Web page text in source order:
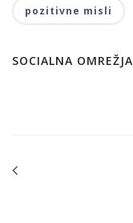
pozitivne misli
SOCIALNA OMREŽJA